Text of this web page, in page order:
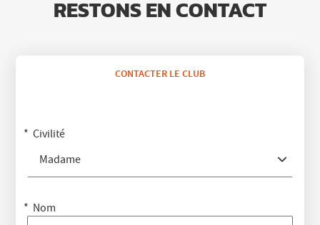
RESTONS EN CONTACT
CONTACTER LE CLUB
Civilité
Madame
Nom